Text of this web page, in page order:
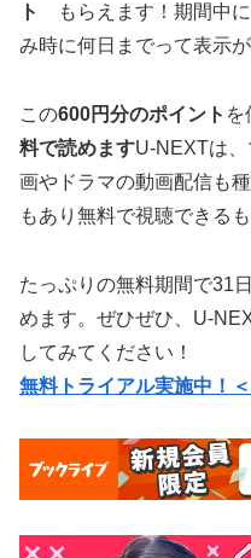
ト
もらえます！期間中
み時に何日までって表示
この600円分のポイント を
料で読めますU-NEXTは
画やドラマの動画配信も
もあり無料で視聴できる
たっぷりの無料期間で31
めます。ぜひぜひ、U-
してみてください！
無料トライアル実施中！